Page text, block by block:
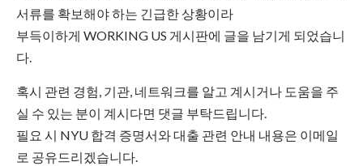
서류를 확보해야 하는 긴급한 상황이라
부득이하게 WORKING US 게시판에 글을 남기게 되었습니
다.
혹시 관련 경험, 기관, 네트워크를 알고 계시거나 도움을 주
실 수 있는 분이 계시다면 댓글 부탁드립니다.
필요 시 NYU 합격 증명서와 대출 관련 안내 내용은 이메일
로 공유드리겠습니다.